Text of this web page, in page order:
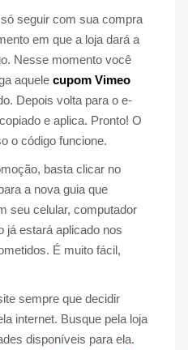
seguir com sua compra
em que a loja dará a
Nesse momento você
aquele cupom Vimeo
Depois volta para o e-
e aplica. Pronto! O
o código funcione.
basta clicar no
a nova guia que
seu celular, computador
já estará aplicado nos
É muito fácil,
sempre que decidir
internet. Busque pela loja
disponíveis para ela.